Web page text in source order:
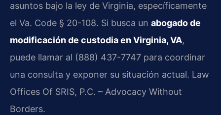
asuntos bajo la ley de Virginia, específicamente
el Va. Code § 20-108. Si busca un abogado de
modificación de custodia en Virginia, VA,
puede llamar al (888) 437-7747 para coordinar
una consulta y exponer su situación actual. Law
Offices Of SRIS, P.C. – Advocacy Without
Borders.